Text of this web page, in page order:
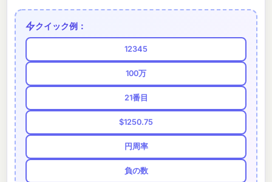
クイック例：
12345
100万
21番目
$1250.75
円周率
負の数